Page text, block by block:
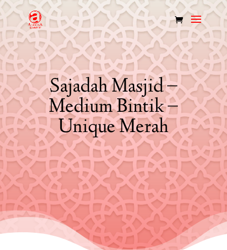
Sajadah Masjid –
Medium Bintik –
Unique Merah